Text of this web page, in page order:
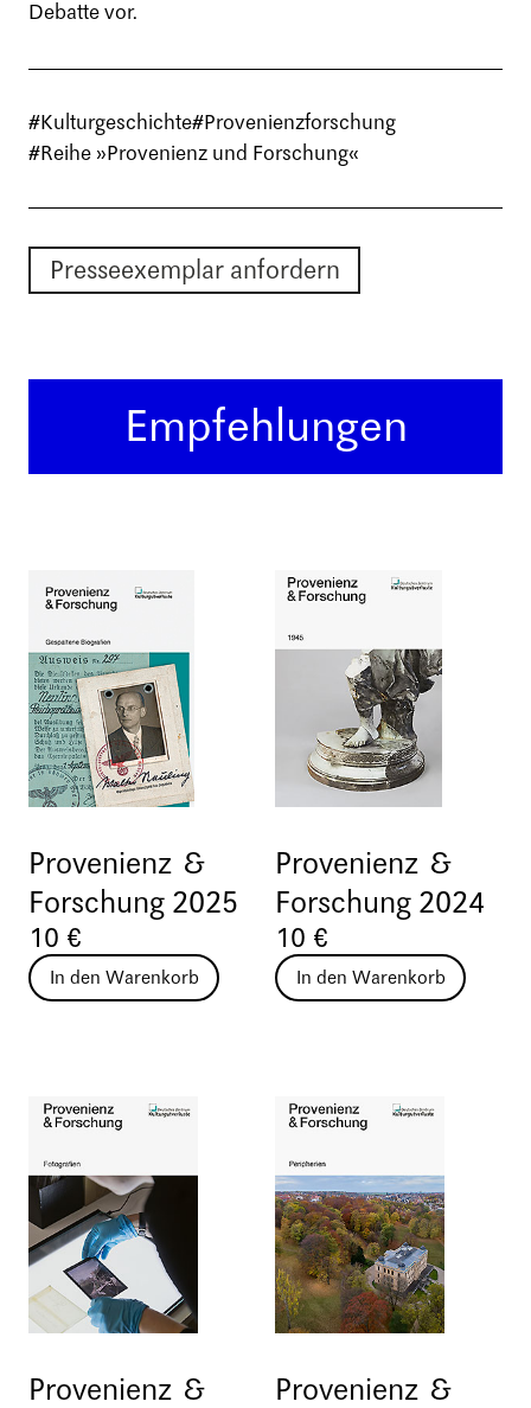
Debatte vor.
#Kulturgeschichte#Provenienzforschung
#Reihe »Provenienz und Forschung«
Presseexemplar anfordern
Empfehlungen
Provenienz &
Forschung 2025
10 €
In den Warenkorb
Provenienz &
Forschung 2024
10 €
In den Warenkorb
Provenienz &
Provenienz &